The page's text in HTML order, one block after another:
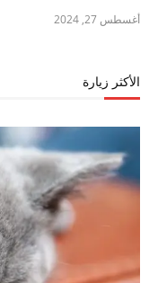
أغسطس 27, 2024
الأكثر زيارة